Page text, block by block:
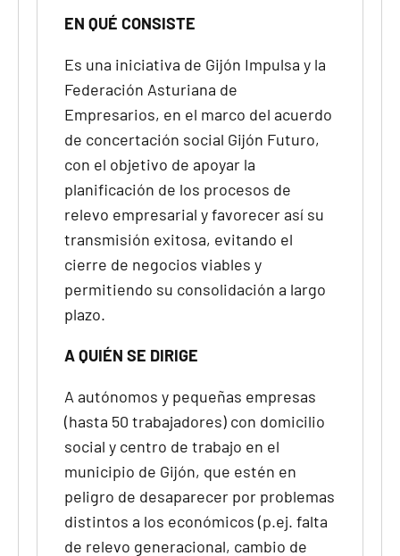
EN QUÉ CONSISTE
Es una iniciativa de Gijón Impulsa y la
Federación Asturiana de
Empresarios, en el marco del acuerdo
de concertación social Gijón Futuro,
con el objetivo de apoyar la
planificación de los procesos de
relevo empresarial y favorecer así su
transmisión exitosa, evitando el
cierre de negocios viables y
permitiendo su consolidación a largo
plazo.
A QUIÉN SE DIRIGE
A autónomos y pequeñas empresas
(hasta 50 trabajadores) con domicilio
social y centro de trabajo en el
municipio de Gijón, que estén en
peligro de desaparecer por problemas
distintos a los económicos (p.ej. falta
de relevo generacional, cambio de